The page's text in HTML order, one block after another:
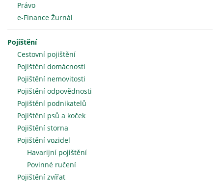
Právo
e-Finance Žurnál
Pojištění
Cestovní pojištění
Pojištění domácnosti
Pojištění nemovitosti
Pojištění odpovědnosti
Pojištění podnikatelů
Pojištění psů a koček
Pojištění storna
Pojištění vozidel
Havarijní pojištění
Povinné ručení
Pojištění zvířat